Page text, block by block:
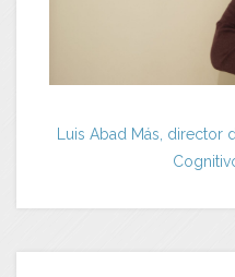
Luis Abad Más,